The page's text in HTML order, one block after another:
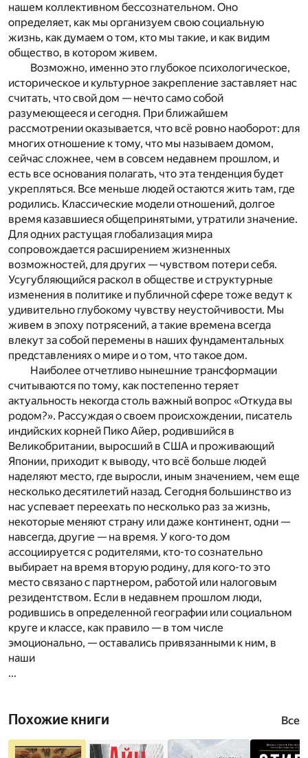
нашем коллективном бессознательном. Оно
определяет, как мы организуем свою социальную
жизнь, как думаем о том, кто мы такие, и как видим
общество, в котором живем.
Возможно, именно это глубокое психологическое,
историческое и культурное закрепление заставляет нас
считать, что свой дом — нечто само собой
разумеющееся и сегодня. При ближайшем
рассмотрении оказывается, что всё ровно наоборот: для
многих отношение к тому, что мы называем домом,
сейчас сложнее, чем в совсем недавнем прошлом, и
есть все основания полагать, что эта тенденция будет
укрепляться. Все меньше людей остаются жить там, где
родились. Классические модели отношений, долгое
время казавшиеся общепринятыми, утратили значение.
Для одних растущая глобализация мира
сопровождается расширением жизненных
возможностей, для других — чувством потери себя.
Усугубляющийся раскол в обществе и структурные
изменения в политике и публичной сфере тоже ведут к
удивительно глубокому чувству неустойчивости. Мы
живем в эпоху потрясений, а такие времена всегда
влекут за собой перемены в наших фундаментальных
представлениях о мире и о том, что такое дом.
Наиболее отчетливо нынешние трансформации
считываются по тому, как постепенно теряет
актуальность некогда столь важный вопрос «Откуда вы
родом?». Рассуждая о своем происхождении, писатель
индийских корней Пико Айер, родившийся в
Великобритании, выросший в США и проживающий
Японии, приходит к выводу, что всё больше людей
наделяют место, где выросли, иным значением, чем еще
несколько десятилетий назад. Сегодня большинство из
нас успевает переехать по несколько раз за жизнь,
некоторые меняют страну или даже континент, одни —
навсегда, другие — на время. У кого-то дом
ассоциируется с родителями, кто-то сознательно
выбирает на время вторую родину, для кого-то это
место связано с партнером, работой или налоговым
резидентством. Если в недавнем прошлом люди,
родившись в определенной географии или социальном
круге и классе, как правило — в том числе
эмоционально, — оставались привязанными к ним, в
наши
...
Похожие книги Все